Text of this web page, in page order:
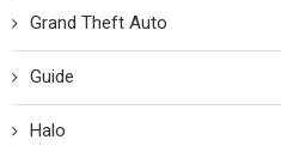
Grand Theft Auto
Guide
Halo